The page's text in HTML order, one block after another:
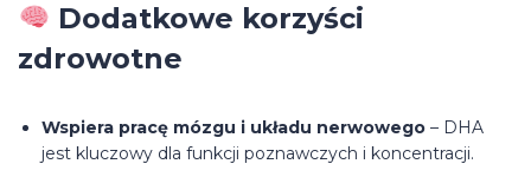
Dodatkowe korzyści
zdrowotne
Wspiera pracę mózgu i układu nerwowego – DHA
jest kluczowy dla funkcji poznawczych i koncentracji.